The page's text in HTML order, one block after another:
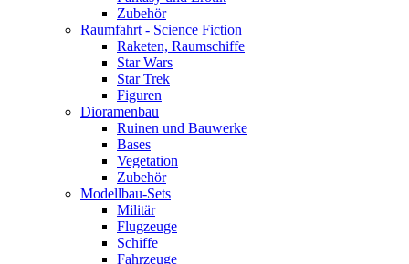
Zubehör
Raumfahrt - Science Fiction
Raketen, Raumschiffe
Star Wars
Star Trek
Figuren
Dioramenbau
Ruinen und Bauwerke
Bases
Vegetation
Zubehör
Modellbau-Sets
Militär
Flugzeuge
Schiffe
Fahrzeuge